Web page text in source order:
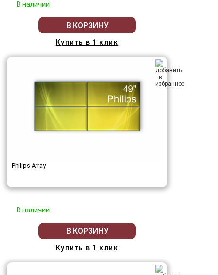
В наличии
В КОРЗИНУ
Купить в 1 клик
Philips Array
В наличии
В КОРЗИНУ
Купить в 1 клик